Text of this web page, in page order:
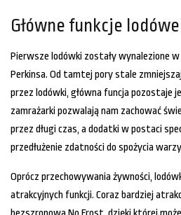
Główne funkcje
Pierwsze lodówki zostały wynalezione w
Perkinsa. Od tamtej pory stale
przez lodówki, główna funcja pozostaje
zamrażarki pozwalają nam zachować
przez długi czas, a dodatki w postaci
przedłużenie zdatności do spożycia
Oprócz przechowywania żywności,
atrakcyjnych funkcji. Coraz bardziej